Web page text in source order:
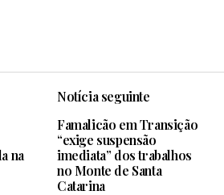
na
Notícia seguinte
Famalicão em Transição
“exige suspensão
imediata” dos trabalhos
no Monte de Santa
Catarina